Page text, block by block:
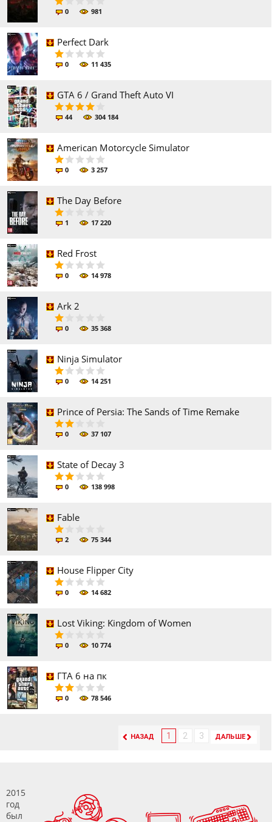
0 981
Perfect Dark
0 11 435
GTA 6 / Grand Theft Auto VI
44 304 184
American Motorcycle Simulator
0 3 257
The Day Before
1 17 220
Red Frost
0 14 978
Ark 2
0 35 368
Ninja Simulator
0 14 251
Prince of Persia: The Sands of Time Remake
0 37 107
State of Decay 3
0 138 998
Fable
2 75 344
House Flipper City
0 14 682
Lost Viking: Kingdom of Women
0 10 774
ГТА 6 на пк
0 78 546
НАЗАД 1 2 3 ДАЛЬШЕ
2015
год
был